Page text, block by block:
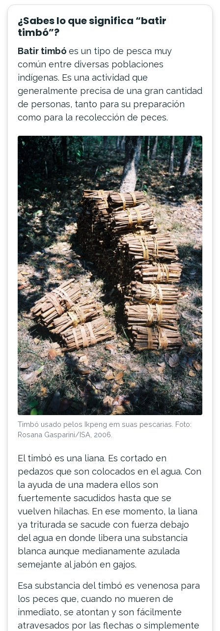
¿Sabes lo que significa “batir
timbó”?
Batir timbó es un tipo de pesca muy
común entre diversas poblaciones
indígenas. Es una actividad que
generalmente precisa de una gran cantidad
de personas, tanto para su preparación
como para la recolección de peces.
Timbó usado pelos Ikpeng em suas pescarias. Foto:
Rosana Gasparini/ISA, 2006.
El timbó es una liana. Es cortado en
pedazos que son colocados en el agua. Con
la ayuda de una madera ellos son
fuertemente sacudidos hasta que se
vuelven hilachas. En ese momento, la liana
ya triturada se sacude con fuerza debajo
del agua en donde libera una substancia
blanca aunque medianamente azulada
semejante al jabón en gajos.
Esa substancia del timbó es venenosa para
los peces que, cuando no mueren de
inmediato, se atontan y son fácilmente
atravesados por las flechas o simplemente